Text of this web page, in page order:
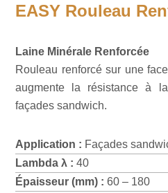
EASY Rouleau
Laine Minérale Renforcée
Rouleau renforcé sur une
augmente la résistance à
façades sandwich.
Application : Façades
Lambda λ : 40
Épaisseur (mm) : 60 – 180